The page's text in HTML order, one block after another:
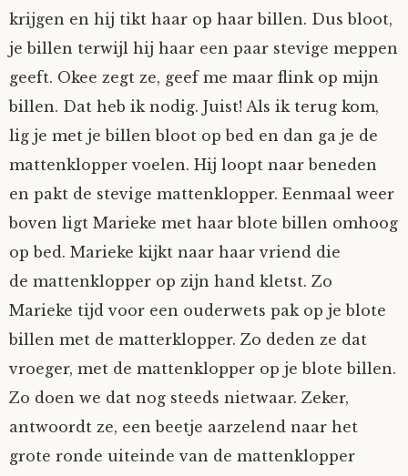
krijgen en hij tikt haar op haar billen. Dus bloot,
je billen terwijl hij haar een paar stevige meppen
geeft. Okee zegt ze, geef me maar flink op mijn
billen. Dat heb ik nodig. Juist! Als ik terug kom,
lig je met je billen bloot op bed en dan ga je de
mattenklopper voelen. Hij loopt naar beneden
en pakt de stevige mattenklopper. Eenmaal weer
boven ligt Marieke met haar blote billen omhoog
op bed. Marieke kijkt naar haar vriend die
de mattenklopper op zijn hand kletst. Zo
Marieke tijd voor een ouderwets pak op je blote
billen met de matterklopper. Zo deden ze dat
vroeger, met de mattenklopper op je blote billen.
Zo doen we dat nog steeds nietwaar. Zeker,
antwoordt ze, een beetje aarzelend naar het
grote ronde uiteinde van de mattenklopper